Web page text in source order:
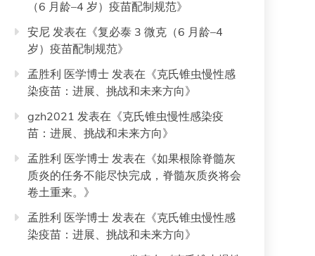
（6 月龄–4 岁）疫苗配制规范》
安尼 发表在《复必泰 3 微克（6 月龄–4
岁）疫苗配制规范》
孟胜利 医学博士 发表在《克氏锥虫慢性感
染疫苗：进展、挑战和未来方向》
gzh2021 发表在《克氏锥虫慢性感染疫
苗：进展、挑战和未来方向》
孟胜利 医学博士 发表在《如果根除脊髓灰
质炎的任务不能尽快完成，脊髓灰质炎将会
卷土重来。 》
孟胜利 医学博士 发表在《克氏锥虫慢性感
染疫苗：进展、挑战和未来方向》